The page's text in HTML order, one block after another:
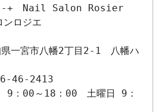
Rosier
ロジエ
宮市八幡2丁目2-1 八幡ハ
2413
：00～18：00 土曜日 9：